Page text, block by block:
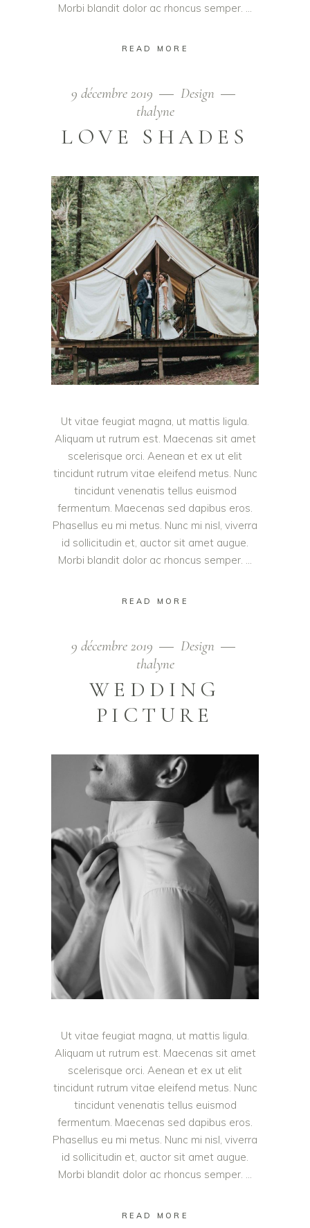
Morbi blandit dolor ac rhoncus semper.
READ MORE
9 décembre 2019
Design
thalyne
LOVE SHADES
Ut vitae feugiat magna, ut mattis ligula.
Aliquam ut rutrum est. Maecenas sit amet
scelerisque orci. Aenean et ex ut elit
tincidunt rutrum vitae eleifend metus. Nunc
tincidunt venenatis tellus euismod
fermentum. Maecenas sed dapibus eros.
Phasellus eu mi metus. Nunc mi nisl, viverra
id sollicitudin et, auctor sit amet augue.
Morbi blandit dolor ac rhoncus semper.
READ MORE
9 décembre 2019
Design
thalyne
WEDDING
PICTURE
Ut vitae feugiat magna, ut mattis ligula.
Aliquam ut rutrum est. Maecenas sit amet
scelerisque orci. Aenean et ex ut elit
tincidunt rutrum vitae eleifend metus. Nunc
tincidunt venenatis tellus euismod
fermentum. Maecenas sed dapibus eros.
Phasellus eu mi metus. Nunc mi nisl, viverra
id sollicitudin et, auctor sit amet augue.
Morbi blandit dolor ac rhoncus semper.
READ MORE